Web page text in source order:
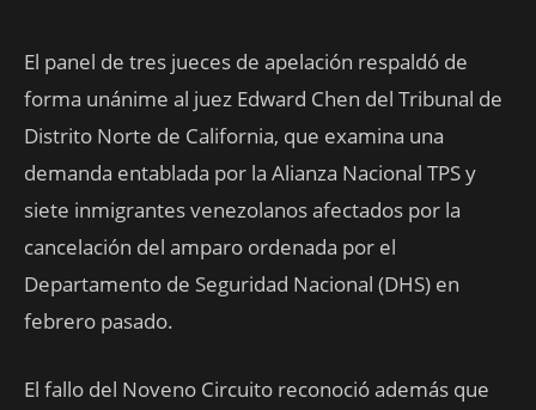
El panel de tres jueces de apelación respaldó de
forma unánime al juez Edward Chen del Tribunal de
Distrito Norte de California, que examina una
demanda entablada por la Alianza Nacional TPS y
siete inmigrantes venezolanos afectados por la
cancelación del amparo ordenada por el
Departamento de Seguridad Nacional (DHS) en
febrero pasado.
El fallo del Noveno Circuito reconoció además que